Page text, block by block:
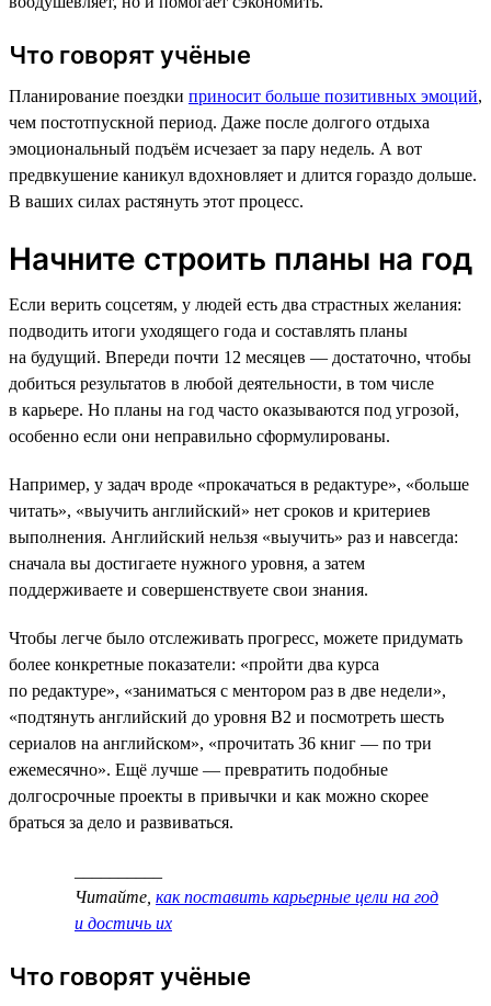
Что говорят учёные
Планирование поездки приносит больше позитивных эмоций,
чем постотпускной период. Даже после долгого отдыха
эмоциональный подъём исчезает за пару недель. А вот
предвкушение каникул вдохновляет и длится гораздо дольше.
В ваших силах растянуть этот процесс.
Начните строить планы на год
Если верить соцсетям, у людей есть два страстных желания:
подводить итоги уходящего года и составлять планы
на будущий. Впереди почти 12 месяцев — достаточно, чтобы
добиться результатов в любой деятельности, в том числе
в карьере. Но планы на год часто оказываются под угрозой,
особенно если они неправильно сформулированы.
Например, у задач вроде «прокачаться в редактуре», «больше
читать», «выучить английский» нет сроков и критериев
выполнения. Английский нельзя «выучить» раз и навсегда:
сначала вы достигаете нужного уровня, а затем
поддерживаете и совершенствуете свои знания.
Чтобы легче было отслеживать прогресс, можете придумать
более конкретные показатели: «пройти два курса
по редактуре», «заниматься с ментором раз в две недели»,
«подтянуть английский до уровня B2 и посмотреть шесть
сериалов на английском», «прочитать 36 книг — по три
ежемесячно». Ещё лучше — превратить подобные
долгосрочные проекты в привычки и как можно скорее
браться за дело и развиваться.
Читайте, как поставить карьерные цели на год
и достичь их
Что говорят учёные